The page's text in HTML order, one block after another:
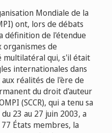
Mondiale de la
ont, lors de débats
définition de l'étendue
organismes de
multilatéral qui, s'il était
internationales dans
réalités de l'ère de
du droit d'auteur
(SCCR), qui a tenu sa
23 au 27 juin 2003, a
États membres, la